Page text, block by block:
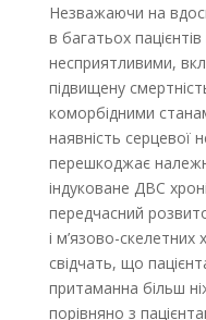
Незважаючи на
в багатьох
несприятливими,
підвищену
коморбідними
наявність серцевої
перешкоджає
індуковане ДВС
передчасний
і м’язово-скелетних
свідчать, що
притаманна більш
порівняно з